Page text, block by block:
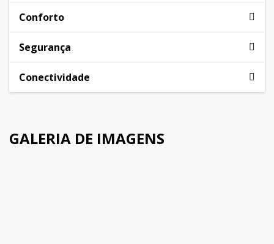
Conforto
Segurança
Conectividade
GALERIA DE IMAGENS